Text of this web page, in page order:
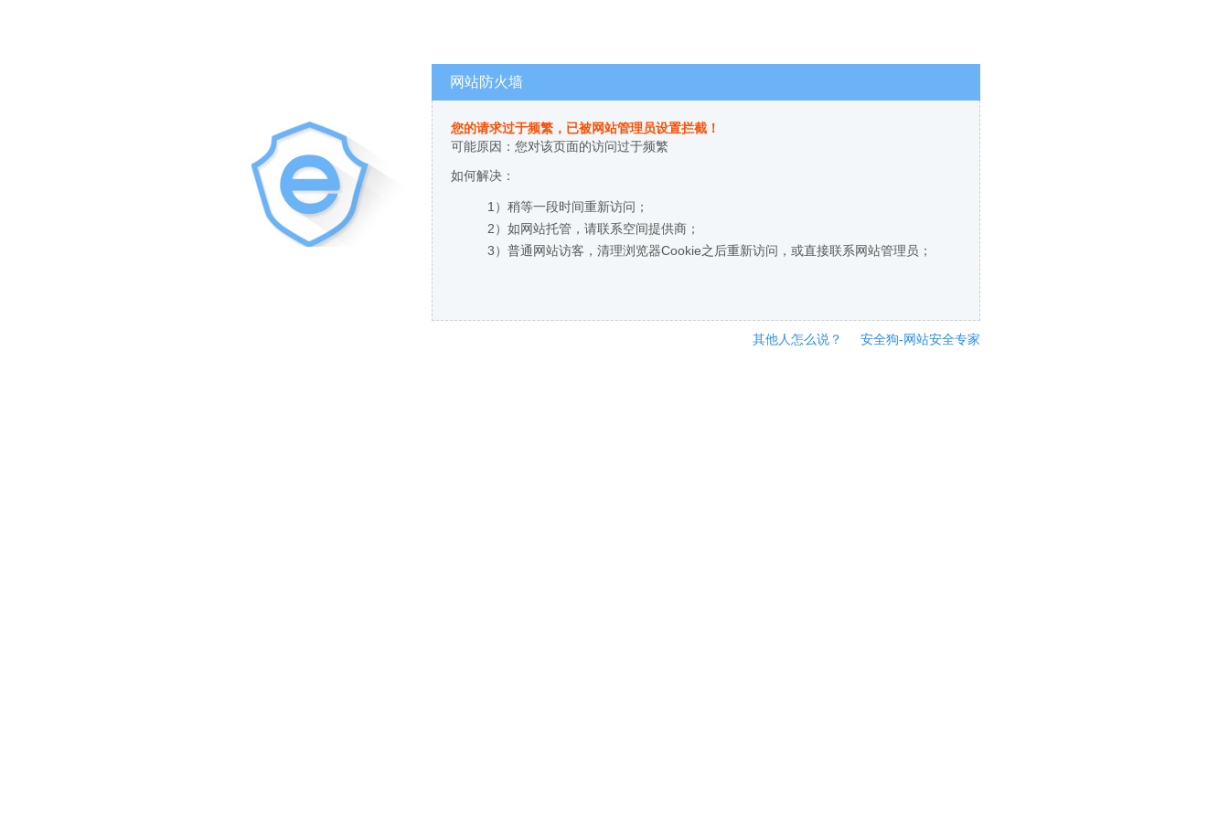
网站防火墙
您的请求过于频繁，已被网站管理员设置拦截！
可能原因：您对该页面的访问过于频繁
如何解决：
1）稍等一段时间重新访问；
2）如网站托管，请联系空间提供商；
3）普通网站访客，清理浏览器Cookie之后重新访问，或直接联系网站管理员；
其他人怎么说？ 安全狗-网站安全专家